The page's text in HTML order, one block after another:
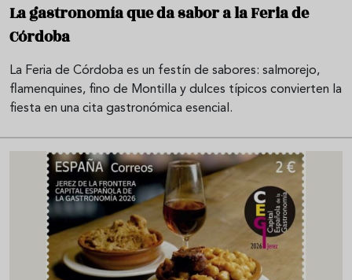
La gastronomía que da sabor a la Feria de
Córdoba
La Feria de Córdoba es un festín de sabores: salmorejo,
flamenquines, fino de Montilla y dulces típicos convierten la
fiesta en una cita gastronómica esencial.